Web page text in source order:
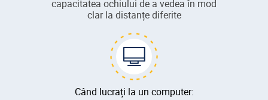
capacitatea ochiului de a vedea în mod
clar la distanțe diferite
Când lucrați la un computer: